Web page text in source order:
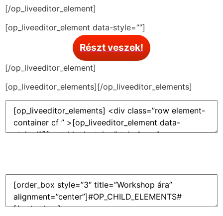
[/op_liveeditor_element]
[op_liveeditor_element data-style=””]
Részt veszek!
[/op_liveeditor_element]
[op_liveeditor_elements][/op_liveeditor_elements]